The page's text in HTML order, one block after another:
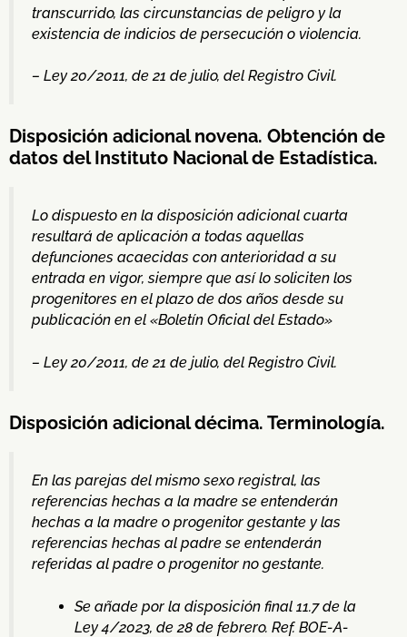
transcurrido, las circunstancias de peligro y la
existencia de indicios de persecución o violencia.
– Ley 20/2011, de 21 de julio, del Registro Civil.
Disposición adicional novena. Obtención de
datos del Instituto Nacional de Estadística.
Lo dispuesto en la disposición adicional cuarta
resultará de aplicación a todas aquellas
defunciones acaecidas con anterioridad a su
entrada en vigor, siempre que así lo soliciten los
progenitores en el plazo de dos años desde su
publicación en el «Boletín Oficial del Estado»
– Ley 20/2011, de 21 de julio, del Registro Civil.
Disposición adicional décima. Terminología.
En las parejas del mismo sexo registral, las
referencias hechas a la madre se entenderán
hechas a la madre o progenitor gestante y las
referencias hechas al padre se entenderán
referidas al padre o progenitor no gestante.
Se añade por la disposición final 11.7 de la
Ley 4/2023, de 28 de febrero. Ref. BOE-A-